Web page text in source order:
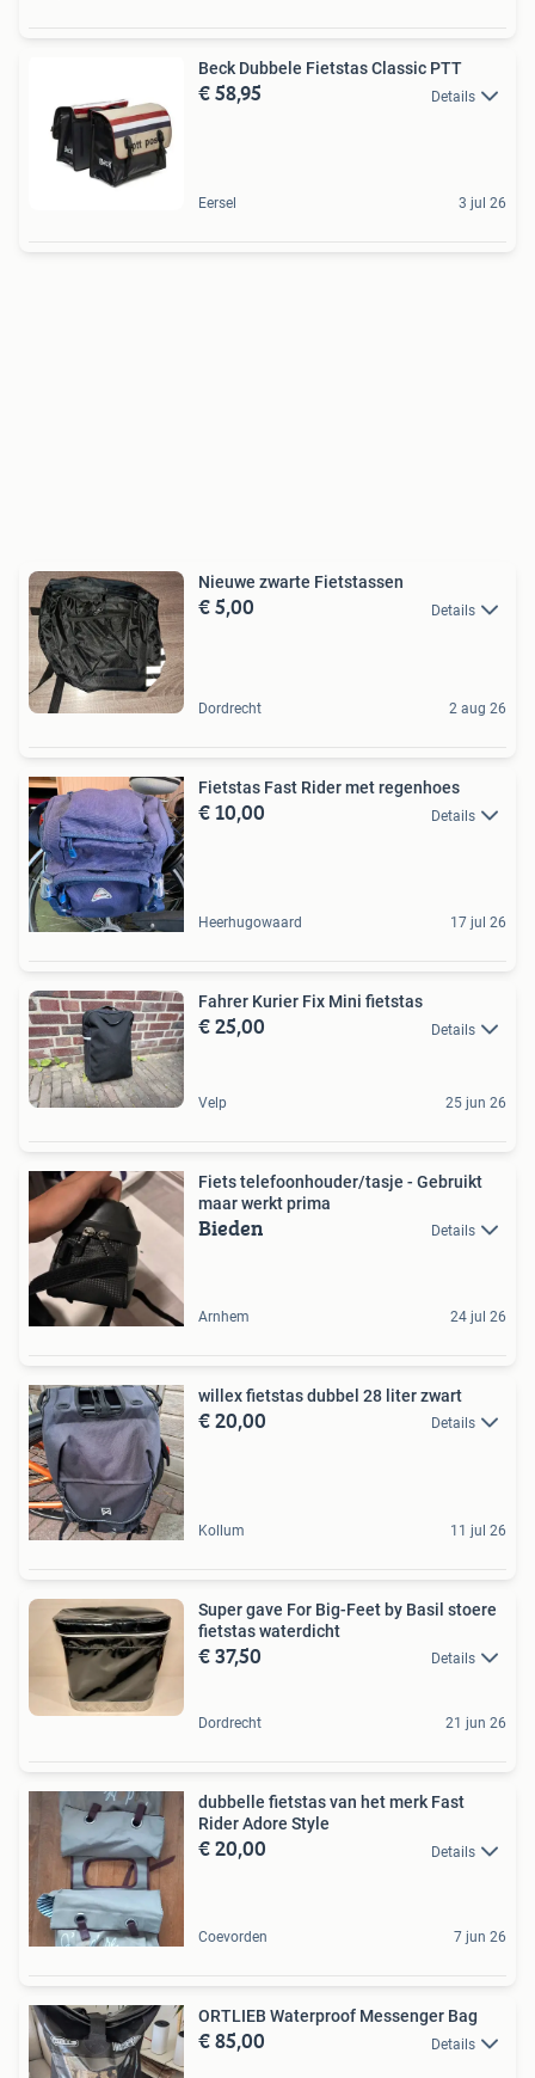
Beck Dubbele Fietstas Classic PTT
€ 58,95 Details
Eersel 3 jul 26
Nieuwe zwarte Fietstassen
€ 5,00 Details
Dordrecht 2 aug 26
Fietstas Fast Rider met regenhoes
€ 10,00 Details
Heerhugowaard 17 jul 26
Fahrer Kurier Fix Mini fietstas
€ 25,00 Details
Velp 25 jun 26
Fiets telefoonhouder/tasje - Gebruikt
maar werkt prima
Bieden Details
Arnhem 24 jul 26
willex fietstas dubbel 28 liter zwart
€ 20,00 Details
Kollum 11 jul 26
Super gave For Big-Feet by Basil stoere
fietstas waterdicht
€ 37,50 Details
Dordrecht 21 jun 26
dubbelle fietstas van het merk Fast
Rider Adore Style
€ 20,00 Details
Coevorden 7 jun 26
ORTLIEB Waterproof Messenger Bag
€ 85,00 Details